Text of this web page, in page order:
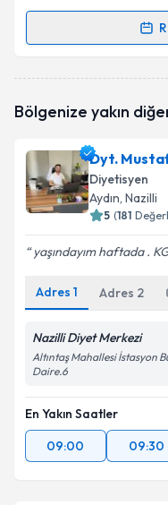
Randevu
oluşturun. Size bu
E-posta Adresiniz
Kişisel
kapsamda
Bölgenize yakın
Dyt.
Diyetisyen
Aydın, Nazilli
5 (181
yaşındayım haftada .
Adres 1 Adres 2
Nazilli Diyet Merkezi
Altıntaş Mahallesi İstasyon
Daire.6
En Yakın Saatler
09:00
09:30